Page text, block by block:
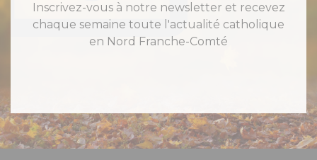
Inscrivez-vous à notre newsletter et recevez
chaque semaine toute l'actualité catholique
en Nord Franche-Comté